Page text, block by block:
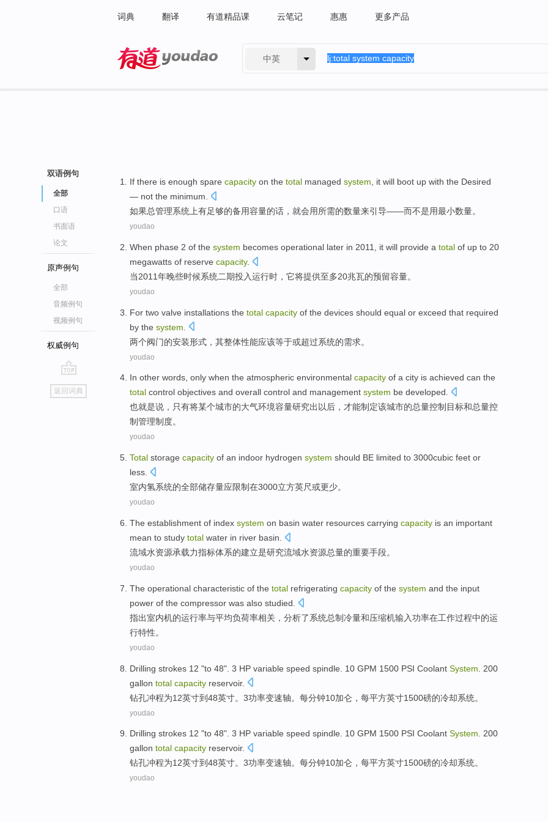
词典 翻译 有道精品课 云笔记 惠惠 更多产品
中英
双语例句
全部
口语
书面语
论文
原声例句
全部
音频例句
视频例句
权威例句
go
top
返回词典
If there is enough spare capacity on the total managed system it will boot up with the Desired
— not the minimum
如果总管理系统 上有足够的备用容量的话， 就会用所需的数量来引导——而不是用最小数量。
youdao
When phase 2 of the system becomes operational later in 2011, it will provide a total of up to 20
megawatts of reserve capacity.
当2011年晚些时候系统二期投入运行时， 它将提供至多20兆瓦的预留容量。
youdao
For two valve installations the total capacity of the devices should equal or exceed that required
by the system
两个阀门的安装形式 ，其整体性能应该等于或超过系统的需求。
youdao
In other words, only when the atmospheric environmental capacity of a city is achieved can the
total control objectives and overall control and management system be developed.
也就是说， 只有将某个城市的大气环境容量研究出以后，才能制定该城市的总量控制 目标和总量控
制管理制度。
youdao
Total storage capacity of an indoor hydrogen system should BE limited to 3000cubic feet or
less
室内氢系统的全部储存量应限制在3000立方英尺或更少。
youdao
The establishment of index system on basin water resources carrying capacity is an important
mean to study total water in river basin.
流域水资源承载力指标体系的建立是研究流域水资源总量的重要手段。
youdao
The operational characteristic of the total refrigerating capacity of the system and the input
power of the compressor was also studied
指出室内机的运行率与平均负荷率相关， 分析了系统总制冷量和压缩机输入功率在工作过程中的运
行特性。
youdao
Drilling strokes 12 "to 48". 3 HP variable speed spindle 10 GPM 1500 PSI Coolant System . 200
gallon total capacity reservoir.
钻孔冲程为12英寸到48英寸。 3功率变速轴。每分钟10加仑 ，每平方英寸1500磅的冷却系统。
youdao
Drilling strokes 12 "to 48". 3 HP variable speed spindle. 10 GPM 1500 PSI Coolant System. 200
gallon total capacity reservoir.
钻孔冲程为12英寸到48英寸。 3功率变速轴。每分钟10加仑 ，每平方英寸1500磅的冷却系统。
youdao